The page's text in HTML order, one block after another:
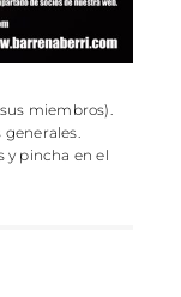
miembros).
generales.
y pincha en el